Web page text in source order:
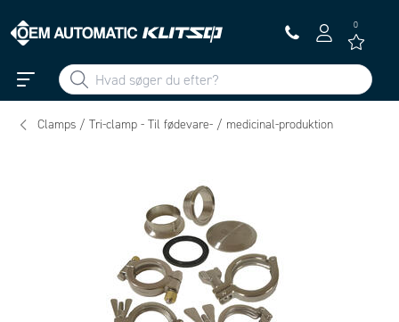
0
Clamps / Tri-clamp - Til fødevare- / medicinal-produktion